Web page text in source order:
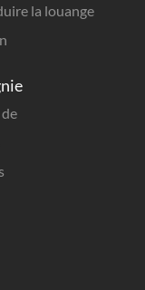
la louange